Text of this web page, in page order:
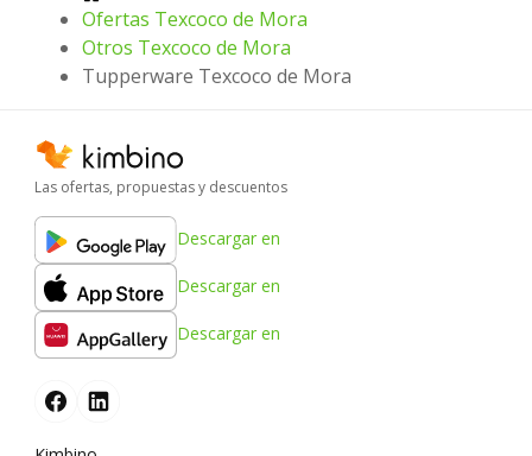
Ofertas Texcoco de Mora
Otros Texcoco de Mora
Tupperware Texcoco de Mora
Las ofertas, propuestas y descuentos
Descargar en
Descargar en
Descargar en